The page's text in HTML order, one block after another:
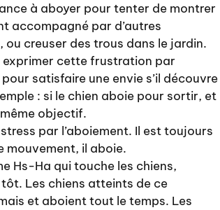
à aboyer pour tenter de montrer
accompagné par d’autres
creuser des trous dans le jardin.
exprimer cette frustration par
satisfaire une envie s’il découvre
: si le chien aboie pour sortir, et
objectif.
par l’aboiement. Il est toujours
mouvement, il aboie.
Hs-Ha qui touche les chiens,
Les chiens atteints de ce
et aboient tout le temps. Les